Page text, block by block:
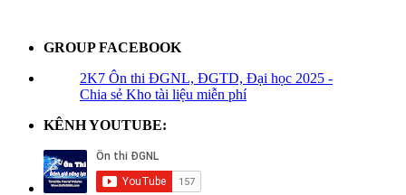
GROUP FACEBOOK
2K7 Ôn thi ĐGNL, ĐGTD, Đại học 2025 -
Chia sẻ Kho tài liệu miễn phí
KÊNH YOUTUBE: